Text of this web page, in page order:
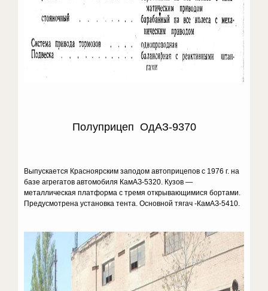
Полуприцеп ОдАЗ-9370
Выпускается Красноярским заподом автоприцепов с 1976 г. на
базе агрегатов автомобиля КамАЗ-5320. Кузов —
металлическая платформа с тремя открывающимися бортами.
Предусмотрена установка тента. Основной тягач -КамАЗ-5410.